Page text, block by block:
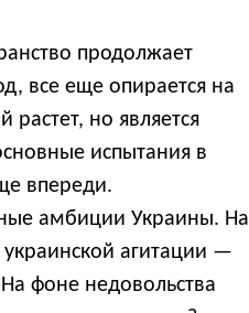
продолжает
все еще опирается на
но является
испытания в
впереди.
амбиции Украины. На
агитации —
фоне недовольства